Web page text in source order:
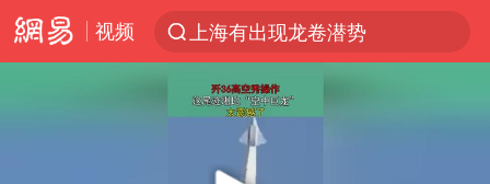
视频
上海有出现龙卷潜势
王传君 《披荆斩棘》